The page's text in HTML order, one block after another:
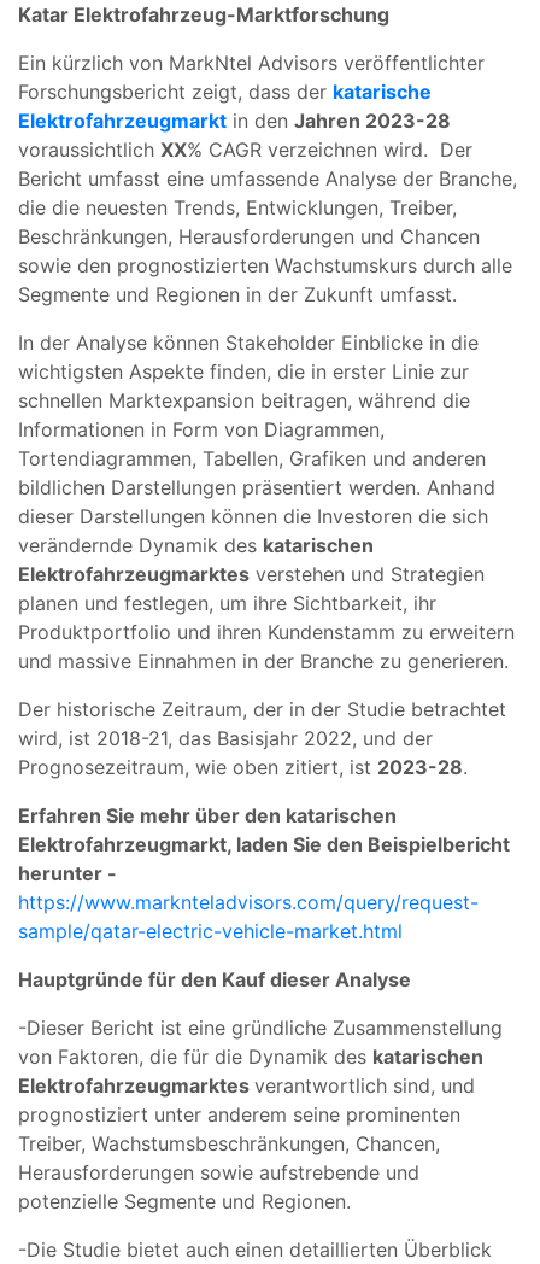
Katar Elektrofahrzeug-Marktforschung
Ein kürzlich von MarkNtel Advisors veröffentlichter
Forschungsbericht zeigt, dass der katarische
Elektrofahrzeugmarkt in den Jahren 2023-28
voraussichtlich XX% CAGR verzeichnen wird. Der
Bericht umfasst eine umfassende Analyse der Branche,
die die neuesten Trends, Entwicklungen, Treiber,
Beschränkungen, Herausforderungen und Chancen
sowie den prognostizierten Wachstumskurs durch alle
Segmente und Regionen in der Zukunft umfasst.
In der Analyse können Stakeholder Einblicke in die
wichtigsten Aspekte finden, die in erster Linie zur
schnellen Marktexpansion beitragen, während die
Informationen in Form von Diagrammen,
Tortendiagrammen, Tabellen, Grafiken und anderen
bildlichen Darstellungen präsentiert werden. Anhand
dieser Darstellungen können die Investoren die sich
verändernde Dynamik des katarischen
Elektrofahrzeugmarktes verstehen und Strategien
planen und festlegen, um ihre Sichtbarkeit, ihr
Produktportfolio und ihren Kundenstamm zu erweitern
und massive Einnahmen in der Branche zu generieren.
Der historische Zeitraum, der in der Studie betrachtet
wird, ist 2018-21, das Basisjahr 2022, und der
Prognosezeitraum, wie oben zitiert, ist 2023-28.
Erfahren Sie mehr über den katarischen
Elektrofahrzeugmarkt, laden Sie den Beispielbericht
herunter -
https://www.marknteladvisors.com/query/request-
sample/qatar-electric-vehicle-market.html
Hauptgründe für den Kauf dieser Analyse
-Dieser Bericht ist eine gründliche Zusammenstellung
von Faktoren, die für die Dynamik des katarischen
Elektrofahrzeugmarktes verantwortlich sind, und
prognostiziert unter anderem seine prominenten
Treiber, Wachstumsbeschränkungen, Chancen,
Herausforderungen sowie aufstrebende und
potenzielle Segmente und Regionen.
-Die Studie bietet auch einen detaillierten Überblick